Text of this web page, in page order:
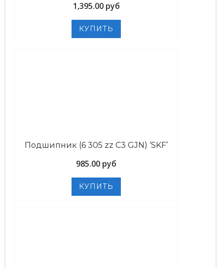
1,395.00 руб
Подшипник (6 305 zz C3 GJN) ‘SKF’
985.00 руб